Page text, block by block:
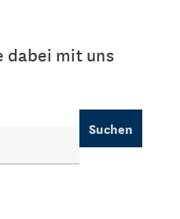
dabei mit uns
Suchen